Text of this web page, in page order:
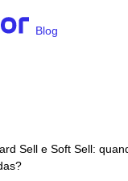
Blog
Sell e Soft Sell: